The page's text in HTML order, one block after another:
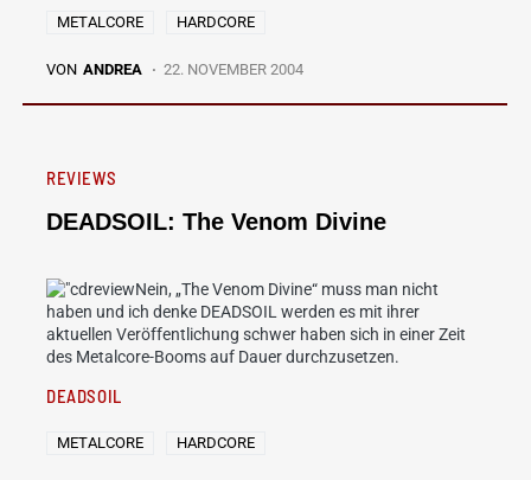
METALCORE HARDCORE
VON ANDREA 22. NOVEMBER 2004
REVIEWS
DEADSOIL: The Venom Divine
Nein, „The Venom Divine“ muss man nicht
haben und ich denke DEADSOIL werden es mit ihrer
aktuellen Veröffentlichung schwer haben sich in einer Zeit
des Metalcore-Booms auf Dauer durchzusetzen.
DEADSOIL
METALCORE HARDCORE